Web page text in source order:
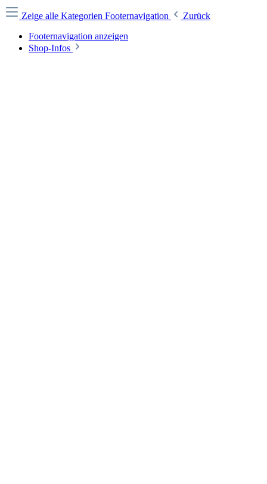
Zeige alle Kategorien Footernavigation
Zurück
Footernavigation anzeigen
Shop-Infos